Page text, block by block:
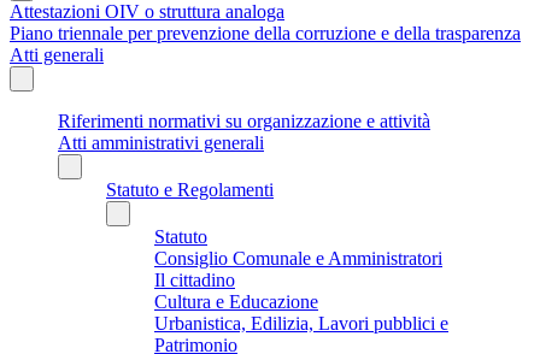
Attestazioni OIV o struttura analoga
Piano triennale per prevenzione della corruzione e della trasparenza
Atti generali
Riferimenti normativi su organizzazione e attività
Atti amministrativi generali
Statuto e Regolamenti
Statuto
Consiglio Comunale e Amministratori
Il cittadino
Cultura e Educazione
Urbanistica, Edilizia, Lavori pubblici e
Patrimonio